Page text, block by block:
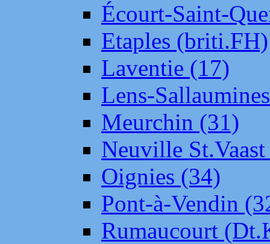
Écourt-Saint-
Etaples (briti.FH)
Laventie (17)
Lens-
Meurchin (31)
Neuville
Oignies (34)
Pont-à-Vendin
Rumaucourt